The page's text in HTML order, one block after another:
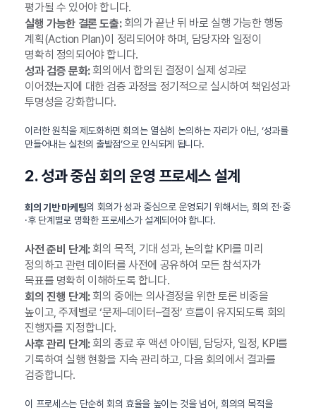
평가될 수 있어야 합니다.
실행 가능한 결론 도출:회의가 끝난 뒤 바로 실행 가능한 행동
계획(Action Plan)이 정리되어야 하며, 담당자와 일정이
명확히 정의되어야 합니다.
성과 검증 문화:회의에서 합의된 결정이 실제 성과로
이어졌는지에 대한 검증 과정을 정기적으로 실시하여 책임성과
투명성을 강화합니다.
이러한 원칙을 제도화하면 회의는 열심히 논의하는 자리가 아닌, ‘성과를
만들어내는 실천의 출발점’으로 인식되게 됩니다.
2. 성과 중심 회의 운영 프로세스 설계
회의 기반 마케팅의 회의가 성과 중심으로 운영되기 위해서는, 회의 전·중
·후 단계별로 명확한 프로세스가 설계되어야 합니다.
사전 준비 단계:회의 목적, 기대 성과, 논의할 KPI를 미리
정의하고 관련 데이터를 사전에 공유하여 모든 참석자가
목표를 명확히 이해하도록 합니다.
회의 진행 단계:회의 중에는 의사결정을 위한 토론 비중을
높이고, 주제별로 ‘문제–데이터–결정’ 흐름이 유지되도록 회의
진행자를 지정합니다.
사후 관리 단계:회의 종료 후 액션 아이템, 담당자, 일정, KPI를
기록하여 실행 현황을 지속 관리하고, 다음 회의에서 결과를
검증합니다.
이 프로세스는 단순히 회의 효율을 높이는 것을 넘어, 회의의 목적을